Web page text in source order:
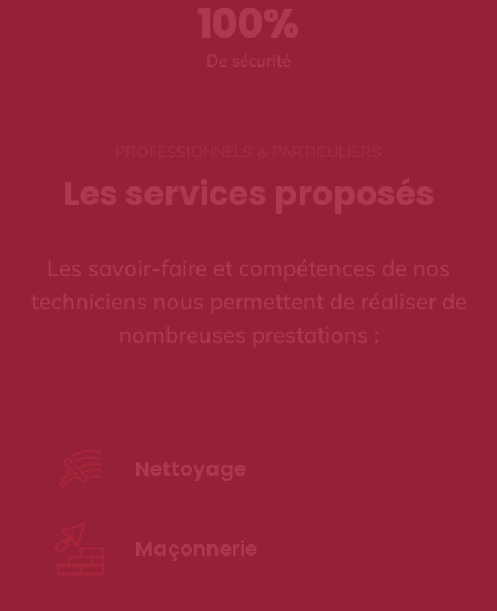
De sécurité
100%
Les services proposés
Les savoir-faire et compétences de nos
techniciens nous permettent de réaliser de
nombreuses prestations :
Nettoyage
Maçonnerie